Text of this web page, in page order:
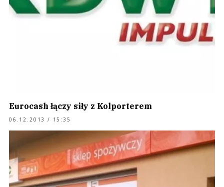
Eurocash łączy siły z Kolporterem
06.12.2013 / 15:35